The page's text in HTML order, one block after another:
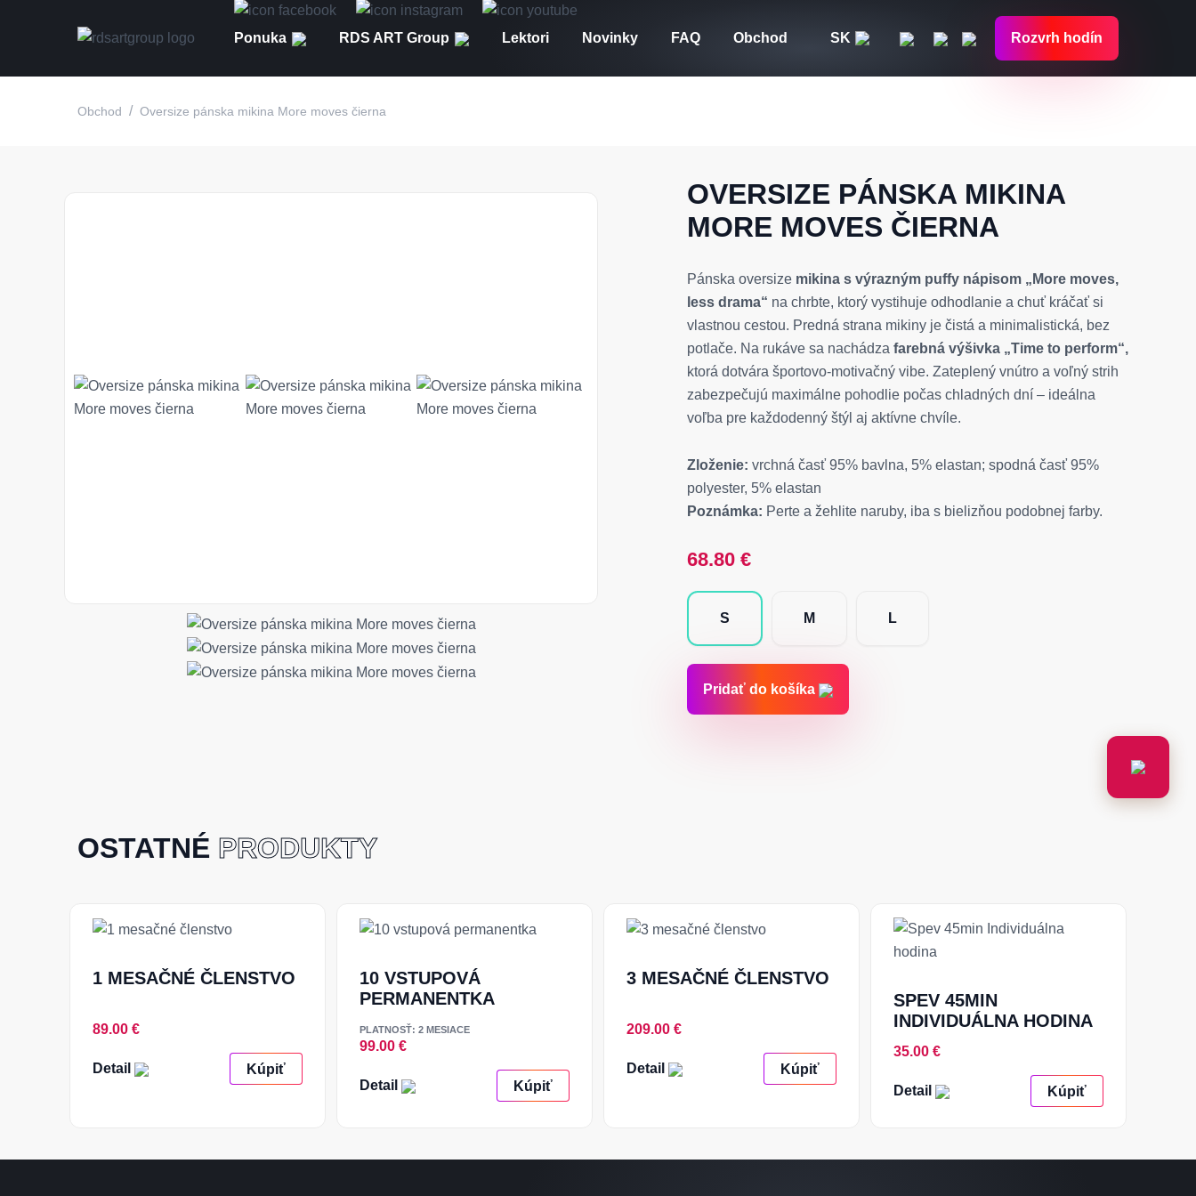
Ponuka RDS ART Group Lektori Novinky FAQ Obchod SK Rozvrh hodín
Obchod / Oversize pánska mikina More moves čierna
OVERSIZE PÁNSKA MIKINA
MORE MOVES ČIERNA
Pánska oversize mikina s výrazným puffy nápisom „More moves,
less drama“ na chrbte, ktorý vystihuje odhodlanie a chuť kráčať si
vlastnou cestou. Predná strana mikiny je čistá a minimalistická, bez
potlače. Na rukáve sa nachádza farebná výšivka „Time to perform“,
ktorá dotvára športovo-motivačný vibe. Zateplený vnútro a voľný strih
zabezpečujú maximálne pohodlie počas chladných dní – ideálna
voľba pre každodenný štýl aj aktívne chvíle.
Zloženie: vrchná časť 95% bavlna, 5% elastan; spodná časť 95%
polyester, 5% elastan
Poznámka: Perte a žehlite naruby, iba s bielizňou podobnej farby.
68.80 €
S M L
Pridať do košíka
OSTATNÉ PRODUKTY
1 MESAČNÉ ČLENSTVO
89.00 €
Kúpiť
Detail
10 VSTUPOVÁ
PERMANENTKA
PLATNOSŤ: 2 MESIACE
99.00 €
Kúpiť
Detail
3 MESAČNÉ ČLENSTVO
209.00 €
Kúpiť
Detail
SPEV 45MIN
INDIVIDUÁLNA HODINA
35.00 €
Kúpiť
Detail